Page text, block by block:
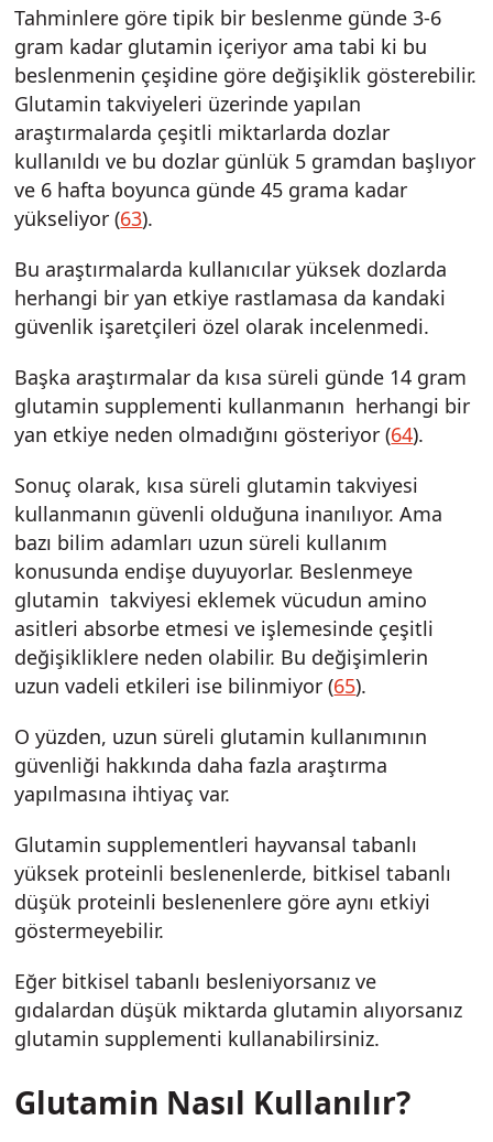
Tahminlere göre tipik bir beslenme günde 3-6
gram kadar glutamin içeriyor ama tabi ki bu
beslenmenin çeşidine göre değişiklik gösterebilir.
Glutamin takviyeleri üzerinde yapılan
araştırmalarda çeşitli miktarlarda dozlar
kullanıldı ve bu dozlar günlük 5 gramdan başlıyor
ve 6 hafta boyunca günde 45 grama kadar
yükseliyor (63).
Bu araştırmalarda kullanıcılar yüksek dozlarda
herhangi bir yan etkiye rastlamasa da kandaki
güvenlik işaretçileri özel olarak incelenmedi.
Başka araştırmalar da kısa süreli günde 14 gram
glutamin supplementi kullanmanın herhangi bir
yan etkiye neden olmadığını gösteriyor (64).
Sonuç olarak, kısa süreli glutamin takviyesi
kullanmanın güvenli olduğuna inanılıyor. Ama
bazı bilim adamları uzun süreli kullanım
konusunda endişe duyuyorlar. Beslenmeye
glutamin takviyesi eklemek vücudun amino
asitleri absorbe etmesi ve işlemesinde çeşitli
değişikliklere neden olabilir. Bu değişimlerin
uzun vadeli etkileri ise bilinmiyor (65).
O yüzden, uzun süreli glutamin kullanımının
güvenliği hakkında daha fazla araştırma
yapılmasına ihtiyaç var.
Glutamin supplementleri hayvansal tabanlı
yüksek proteinli beslenenlerde, bitkisel tabanlı
düşük proteinli beslenenlere göre aynı etkiyi
göstermeyebilir.
Eğer bitkisel tabanlı besleniyorsanız ve
gıdalardan düşük miktarda glutamin alıyorsanız
glutamin supplementi kullanabilirsiniz.
Glutamin Nasıl Kullanılır?